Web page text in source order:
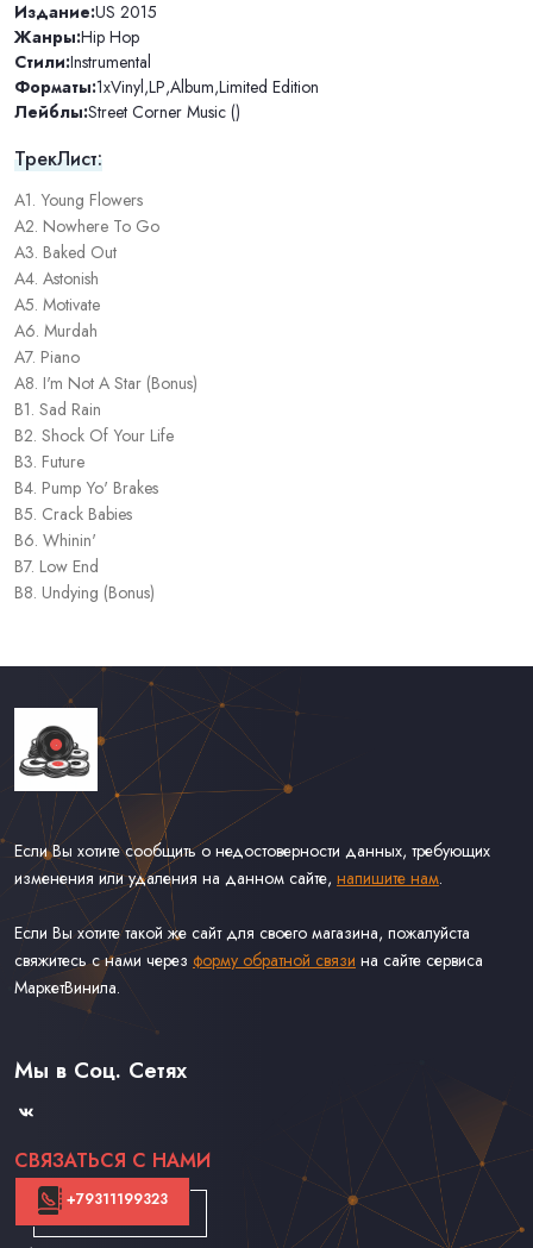
Издание:US 2015
Жанры:Hip Hop
Стили:Instrumental
Форматы:1xVinyl,LP,Album,Limited Edition
Лейблы:Street Corner Music ()
ТрекЛист:
A1. Young Flowers
A2. Nowhere To Go
A3. Baked Out
A4. Astonish
A5. Motivate
A6. Murdah
A7. Piano
A8. I'm Not A Star (Bonus)
B1. Sad Rain
B2. Shock Of Your Life
B3. Future
B4. Pump Yo' Brakes
B5. Crack Babies
B6. Whinin'
B7. Low End
B8. Undying (Bonus)
Если Вы хотите сообщить о недостоверности данных, требующих
изменения или удаления на данном сайте, напишите нам.
Если Вы хотите такой же сайт для своего магазина, пожалуйста
свяжитесь с нами через форму обратной связи на сайте сервиса
МаркетВинила.
Каталог Винила, CD и Кассет
Доставка и Оплата
Мы в Соц. Сетях
СВЯЗАТЬСЯ С НАМИ
+79311199323